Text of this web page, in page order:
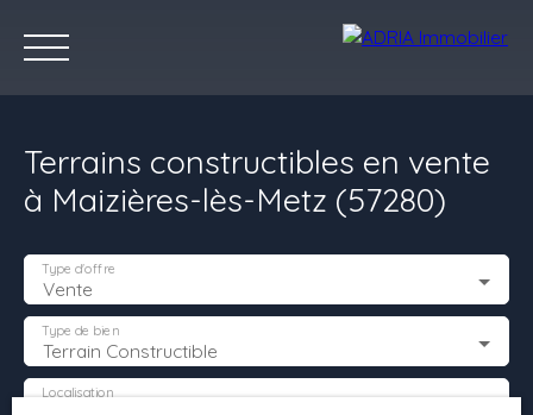
Accueil Acheter
Terrains constructibles en vente
à Maizières-lès-Metz (57280)
Vente
Type d'offre
Terrain Constructible
Type de bien
Localisation